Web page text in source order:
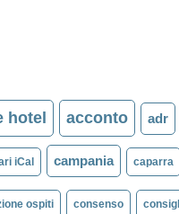
hotel acconto adr
iCal campania caparra
ospiti consenso